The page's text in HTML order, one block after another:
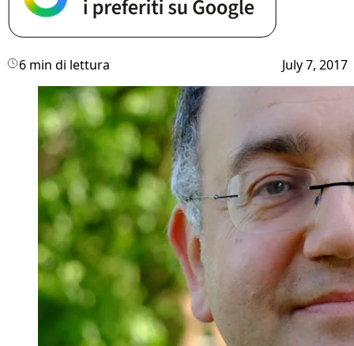
6 min di lettura July 7, 2017